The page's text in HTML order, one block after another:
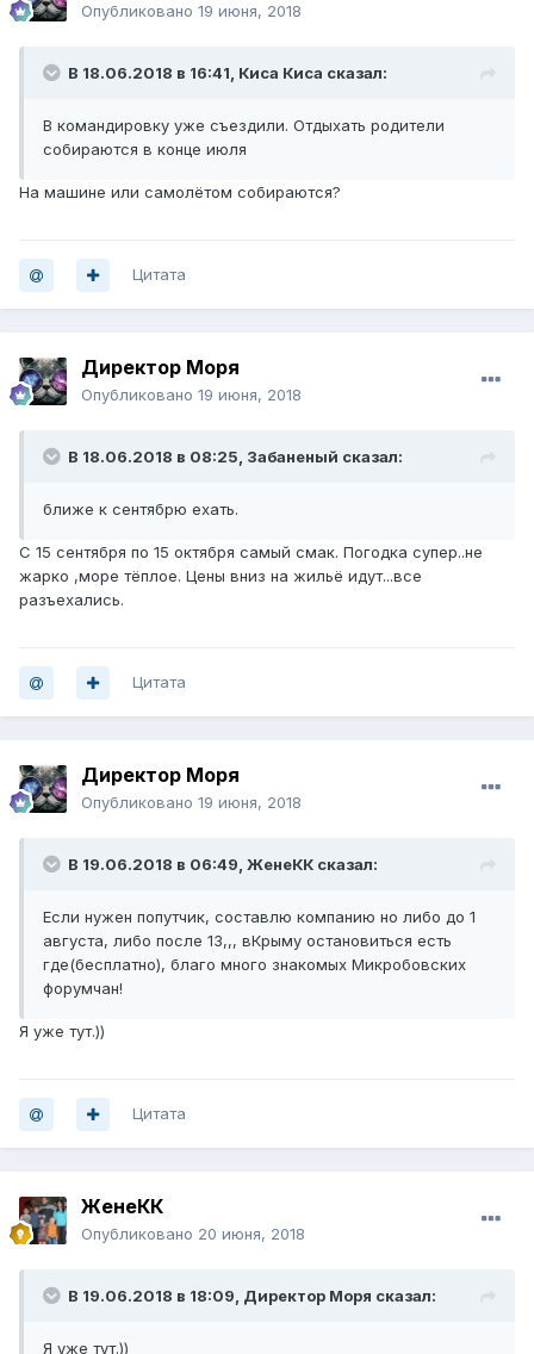
Опубликовано 19 июня, 2018
В 18.06.2018 в 16:41, Киса Киса сказал:
В командировку уже съездили. Отдыхать родители
собираются в конце июля
На машине или самолётом собираются?
Цитата
Директор Моря
Опубликовано 19 июня, 2018
В 18.06.2018 в 08:25, Забаненый сказал:
ближе к сентябрю ехать.
С 15 сентября по 15 октября самый смак. Погодка супер..не
жарко ,море тёплое. Цены вниз на жильё идут...все
разъехались.
Цитата
Директор Моря
Опубликовано 19 июня, 2018
В 19.06.2018 в 06:49, ЖенеКК сказал:
Если нужен попутчик, составлю компанию но либо до 1
августа, либо после 13,,, вКрыму остановиться есть
где(бесплатно), благо много знакомых Микробовских
форумчан!
Я уже тут.))
Цитата
ЖенеКК
Опубликовано 20 июня, 2018
В 19.06.2018 в 18:09, Директор Моря сказал:
Я уже тут.))